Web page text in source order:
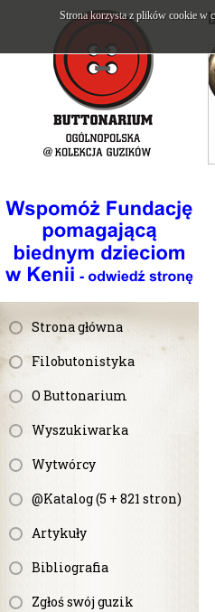
Strona główna
Filobutonistyka
O Buttonarium
Wyszukiwarka
Wytwórcy
@Katalog (5 + 821 stron)
Artykuły
Bibliografia
Zgłoś swój guzik
Strona korzysta z plików cookie w